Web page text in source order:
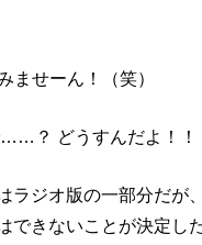
ませーん！（笑）
？ どうすんだよ！！
ラジオ版の一部分だが
できないことが決定し